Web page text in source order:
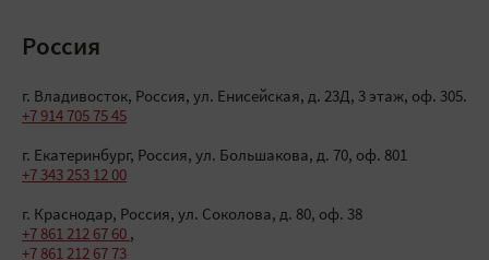
Россия
г. Владивосток, Россия, ул. Енисейская, д. 23Д, 3 этаж, оф. 305.
+7 914 705 75 45
г. Екатеринбург, Россия, ул. Большакова, д. 70, оф. 801
+7 343 253 12 00
г. Краснодар, Россия, ул. Соколова, д. 80, оф. 38
+7 861 212 67 60 ,
+7 861 212 67 73